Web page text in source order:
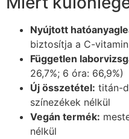
Nyújtott
biztosítja a C-
Független
26,7%; 6 óra: 66,9%)
Új összetétel: titán-
színezékek nélkül
Vegán termék:
nélkül